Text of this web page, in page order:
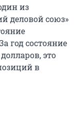
из
деловой союз»
год состояние
это
в